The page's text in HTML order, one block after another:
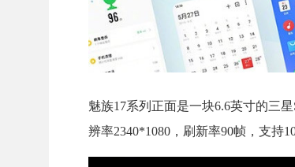
魅族17系列正面是一块6.6英寸的三
辨率2340*1080，刷新率90帧，支持